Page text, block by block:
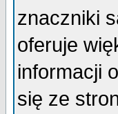
znaczniki
oferuje
informacji
się ze